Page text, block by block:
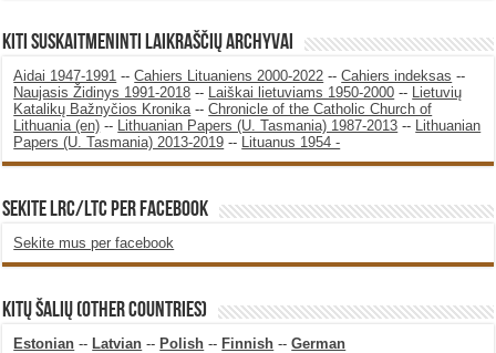
KITI SUSKAITMENINTI LAIKRAŠČIŲ ARCHYVAI
Aidai 1947-1991 --Cahiers Lituaniens 2000-2022 --Cahiers indeksas --
Naujasis Židinys 1991-2018 -- Laiškai lietuviams 1950-2000 -- Lietuvių
Katalikų Bažnyčios Kronika --Chronicle of the Catholic Church of
Lithuania (en) -- Lithuanian Papers (U. Tasmania) 1987-2013 -- Lithuanian
Papers (U. Tasmania) 2013-2019 -- Lituanus 1954 -
SEKITE LRC/LTC PER FACEBOOK
Sekite mus per facebook
KITŲ ŠALIŲ (OTHER COUNTRIES)
Estonian --Latvian --Polish --Finnish --German